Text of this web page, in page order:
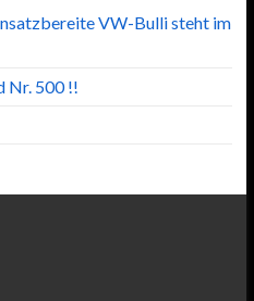
VW-Bulli steht im
Nr. 500 !!